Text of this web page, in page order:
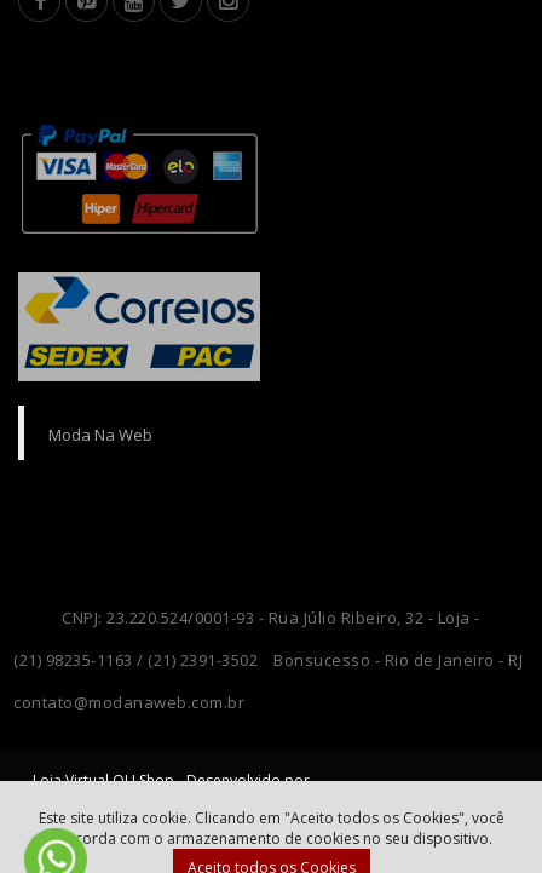
Moda Na Web
CNPJ: 23.220.524/0001-93 - Rua Júlio Ribeiro, 32 - Loja -
Bonsucesso - Rio de Janeiro - RJ
(21) 98235-1163 / (21) 2391-3502
contato@modanaweb.com.br
Loja Virtual OLI Shop - Desenvolvido por
Este site utiliza cookie. Clicando em "Aceito todos os Cookies", você
concorda com o armazenamento de cookies no seu dispositivo.
Aceito todos os Cookies